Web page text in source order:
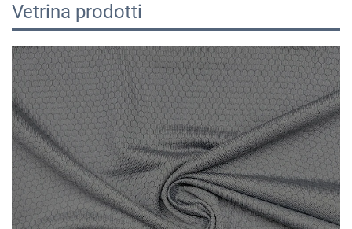
Vetrina prodotti